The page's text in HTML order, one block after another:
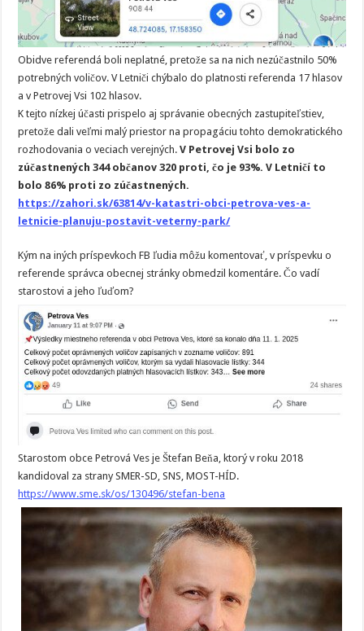
Obidve referendá boli neplatné, pretože sa na nich nezúčastnilo 50%
potrebných voličov. V Letniči chýbalo do platnosti referenda 17 hlasov
a v Petrovej Vsi 102 hlasov.
K tejto nízkej účasti prispelo aj správanie obecných zastupiteľstiev,
pretože dali veľmi malý priestor na propagáciu tohto demokratického
rozhodovania o veciach verejných.V Petrovej Vsi bolo zo
zúčastnených 344 občanov 320 proti, čo je 93%. V Letničí to
bolo 86% proti zo zúčastnených.
https://zahori.sk/63814/v-katastri-obci-petrova-ves-a-
letnicie-planuju-postavit-veterny-park/
Kým na iných príspevkoch FB ľudia môžu komentovať, v príspevku o
referende správca obecnej stránky obmedzil komentáre. Čo vadí
starostovi a jeho ľuďom?
Starostom obce Petrová Ves je Štefan Beňa, ktorý v roku 2018
kandidoval za strany SMER-SD, SNS, MOST-HÍD.
https://www.sme.sk/os/130496/stefan-bena